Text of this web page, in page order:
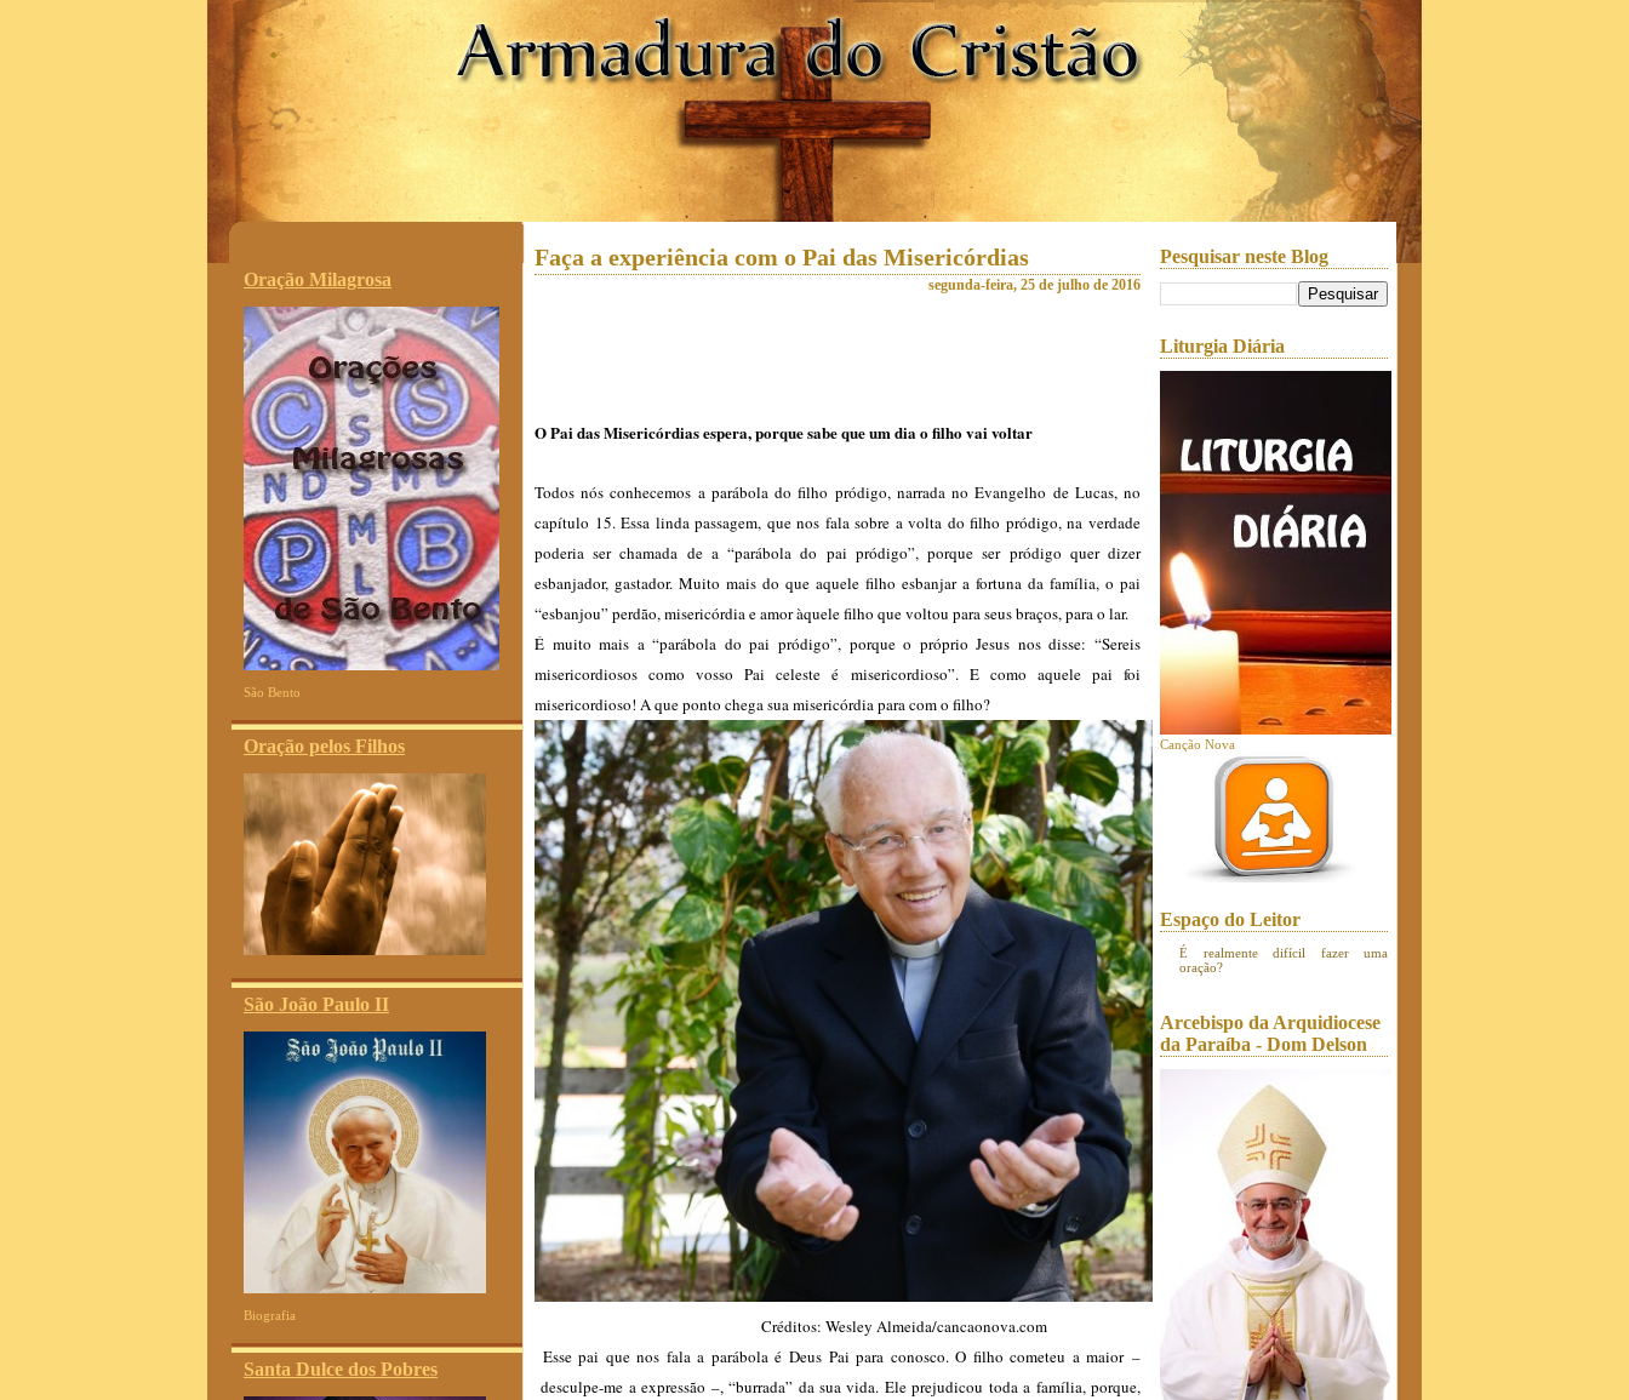
.
Oração Milagrosa
São Bento
Oração pelos Filhos
São João Paulo II
Biografia
Santa Dulce dos Pobres
Faça a experiência com o Pai das Misericórdias
segunda-feira, 25 de julho de 2016
O Pai das Misericórdias espera, porque sabe que um dia o filho vai voltar
Todos nós conhecemos a parábola do filho pródigo, narrada no Evangelho de Lucas, no
capítulo 15. Essa linda passagem, que nos fala sobre a volta do filho pródigo, na verdade
poderia ser chamada de a “parábola do pai pródigo”, porque ser pródigo quer dizer
esbanjador, gastador. Muito mais do que aquele filho esbanjar a fortuna da família, o pai
“esbanjou” perdão, misericórdia e amor àquele filho que voltou para seus braços, para o lar.
É muito mais a “parábola do pai pródigo”, porque o próprio Jesus nos disse: “Sereis
misericordiosos como vosso Pai celeste é misericordioso”. E como aquele pai foi
misericordioso! A que ponto chega sua misericórdia para com o filho?
Créditos: Wesley Almeida/cancaonova.com
Esse pai que nos fala a parábola é Deus Pai para conosco. O filho cometeu a maior –
desculpe-me a expressão –, “burrada” da sua vida. Ele prejudicou toda a família, porque,
Pesquisar neste Blog
Liturgia Diária
Canção Nova
Espaço do Leitor
É realmente difícil fazer uma
oração?
Arcebispo da Arquidiocese
da Paraíba - Dom Delson